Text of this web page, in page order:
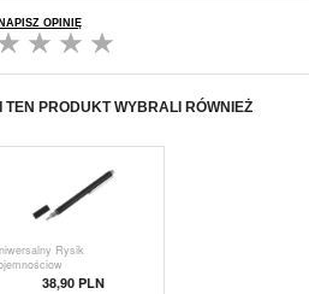
NAPISZ OPINIĘ
TEN PRODUKT WYBRALI RÓWNIEŻ
Rysik
38,90 PLN